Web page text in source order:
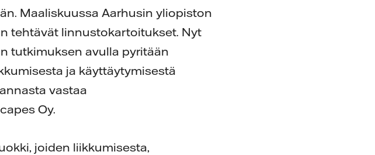
Maaliskuussa Aarhusin yliopiston
tehtävät linnustokartoitukset. Nyt
tutkimuksen avulla pyritään
ja käyttäytymisestä
vastaa
Oy.
joiden liikkumisesta,